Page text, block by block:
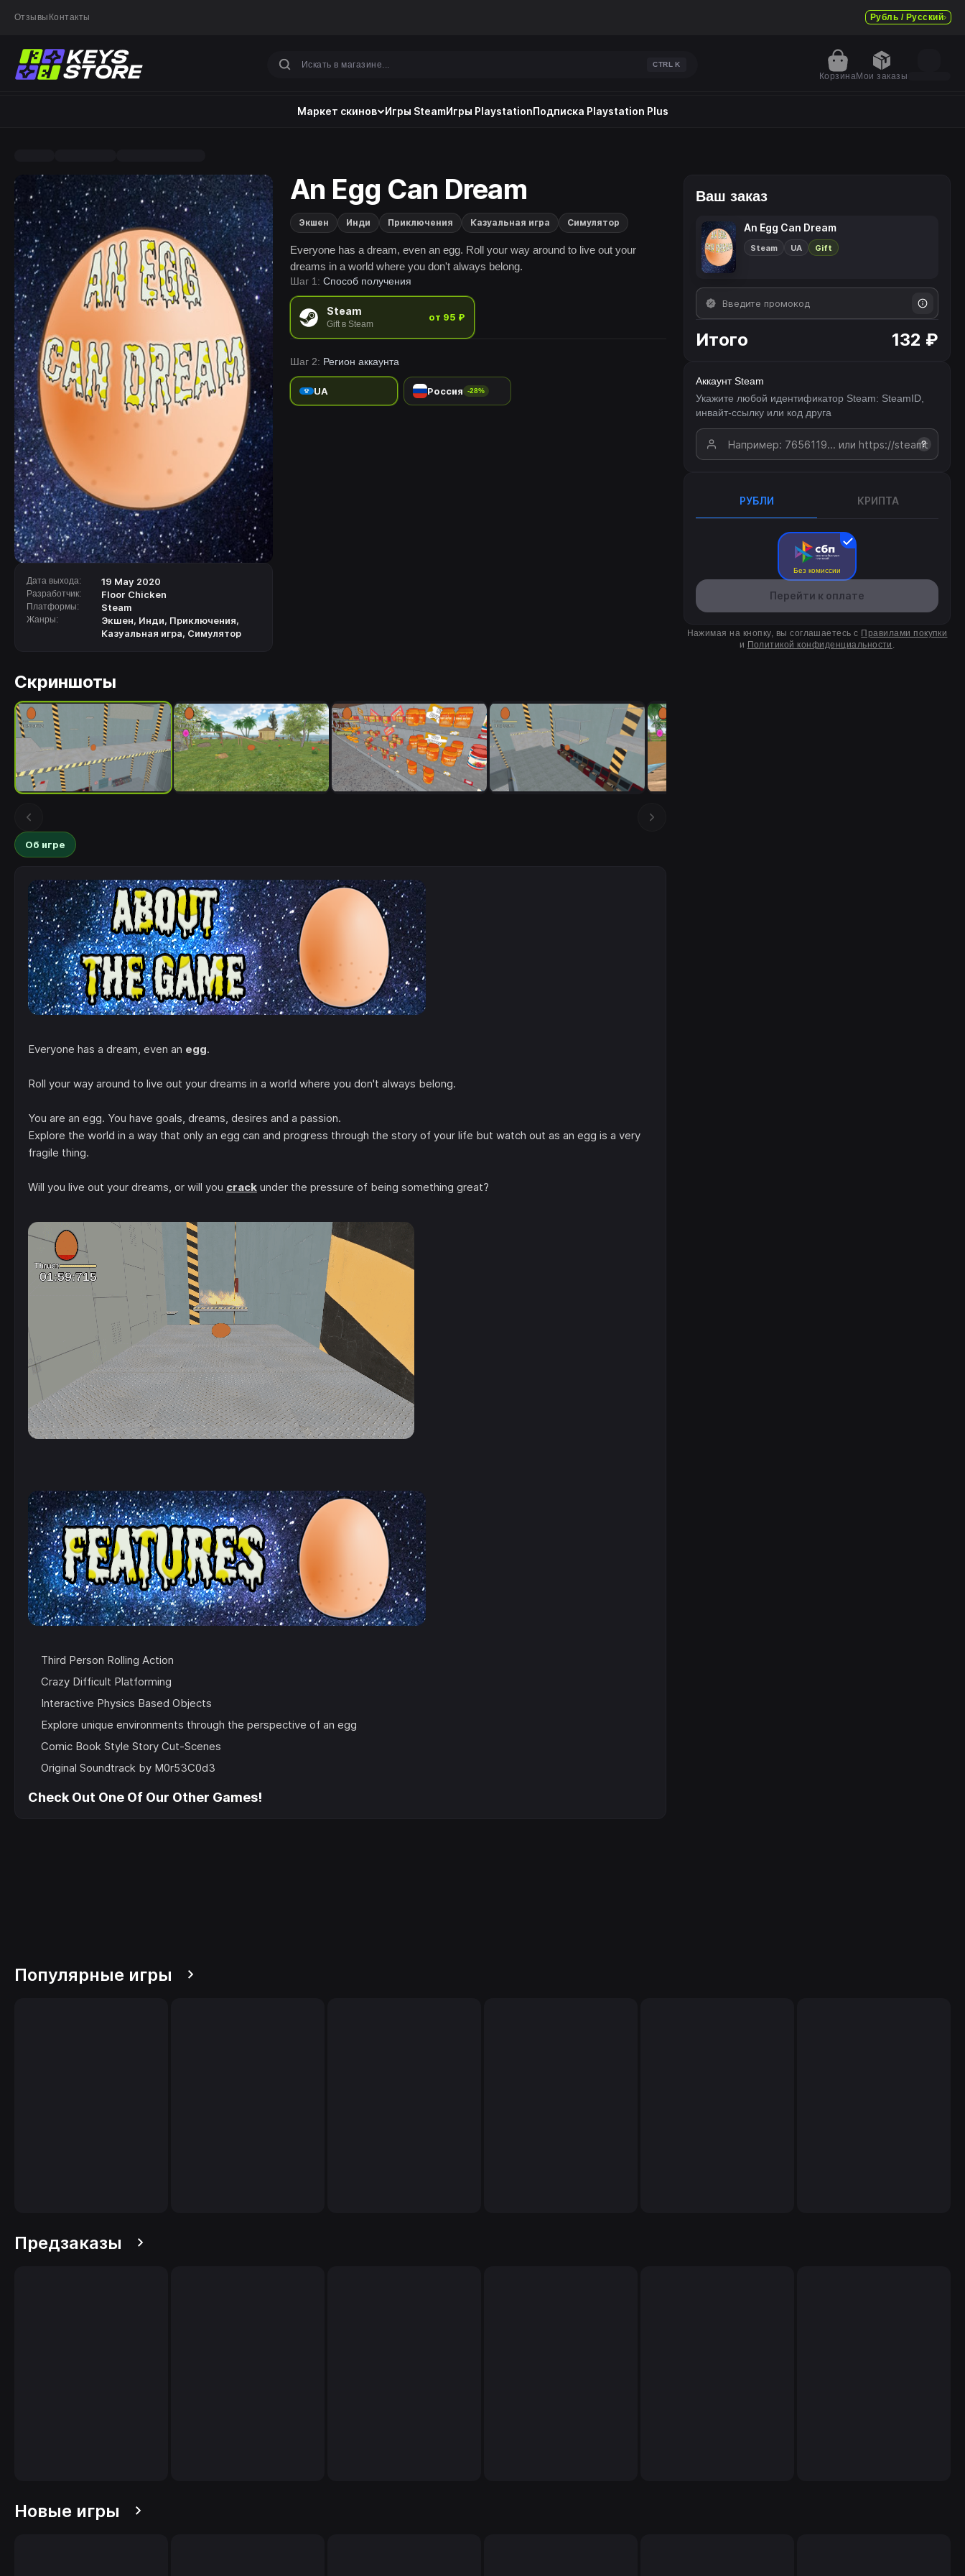
Отзывы Контакты Рубль / Русский
CTRL K
КорзинаМои заказы
Маркет скинов Игры SteamИгры PlaystationПодписка Playstation Plus
Дата выхода: 19 May 2020
Разработчик: Floor Chicken
Платформы: Steam
Жанры: Экшен, Инди, Приключения,
Казуальная игра, Симулятор
An Egg Can Dream
Экшен Инди Приключения Казуальная игра Симулятор
Everyone has a dream, even an egg. Roll your way around to live out your
dreams in a world where you don't always belong.
Шаг 1: Способ получения
Steam
Gift в Steam
от 95 ₽
Шаг 2: Регион аккаунта
UA Россия -28%
Ваш заказ
An Egg Can Dream
Steam UA Gift
Итого 132 ₽
Аккаунт Steam
Укажите любой идентификатор Steam: SteamID,
инвайт-ссылку или код друга
?
РУБЛИ КРИПТА
Без комиссии
Перейти к оплате
Нажимая на кнопку, вы соглашаетесь с Правилами покупки
и Политикой конфиденциальности .
Скриншоты
Об игре
Everyone has a dream, even an egg.
Roll your way around to live out your dreams in a world where you don't always belong.
You are an egg. You have goals, dreams, desires and a passion.
Explore the world in a way that only an egg can and progress through the story of your life but watch out as an egg is a very
fragile thing.
Will you live out your dreams, or will you crack under the pressure of being something great?
Third Person Rolling Action
Crazy Difficult Platforming
Interactive Physics Based Objects
Explore unique environments through the perspective of an egg
Comic Book Style Story Cut-Scenes
Original Soundtrack by M0r53C0d3
Check Out One Of Our Other Games!
Популярные игры
Предзаказы
Новые игры